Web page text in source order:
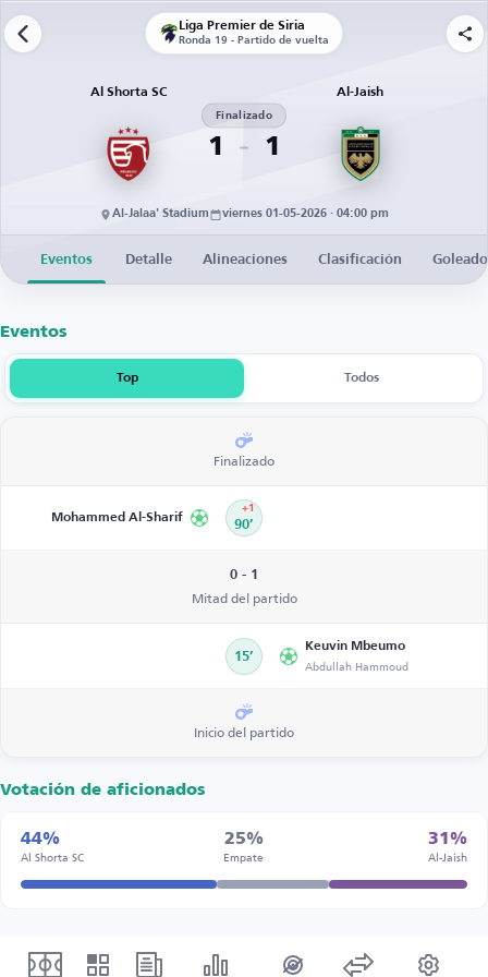
Liga Premier de Siria
Ronda 19 - Partido de vuelta
Al Shorta SC
1
Finalizado
1
Al-Jaish
Al-Jalaa' Stadium viernes 01-05-2026 · 04:00 pm
Eventos Detalle Alineaciones Clasificación
Eventos
Top Todos
Finalizado
Mohammed Al-Sharif 90’
+1
0 - 1
Mitad del partido
15’
Keuvin Mbeumo
Abdullah Hammoud
Inicio del partido
Votación de aficionados
44%
Al Shorta SC
25%
Empate
31%
Al-Jaish